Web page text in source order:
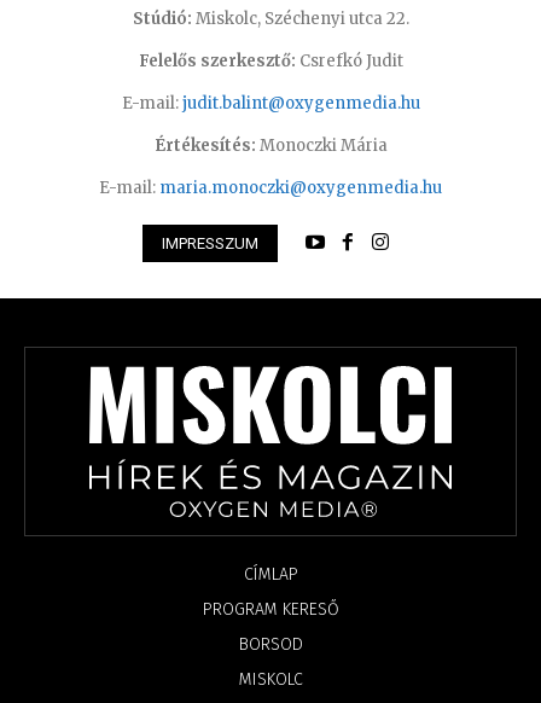
Stúdió: Miskolc, Széchenyi utca 22.
Felelős szerkesztő: Csrefkó Judit
E-mail:judit.balint@oxygenmedia.hu
Értékesítés: Monoczki Mária
E-mail: maria.monoczki@oxygenmedia.hu
IMPRESSZUM
CÍMLAP
PROGRAM KERESŐ
BORSOD
MISKOLC